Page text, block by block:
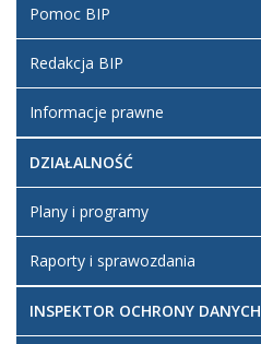
Pomoc BIP
Redakcja BIP
Informacje prawne
DZIAŁALNOŚĆ
Plany i programy
Raporty i sprawozdania
INSPEKTOR OCHRONY DANYCH